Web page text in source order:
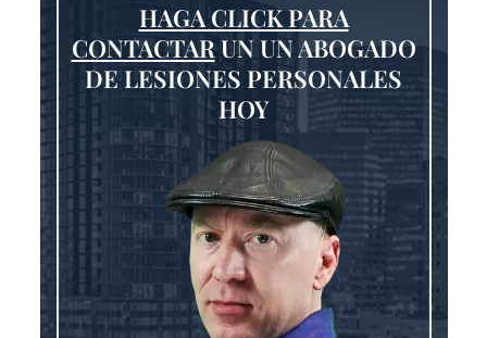
HAGA CLICK PARA
CONTACTARUN UN ABOGADO
DE LESIONES PERSONALES
HOY